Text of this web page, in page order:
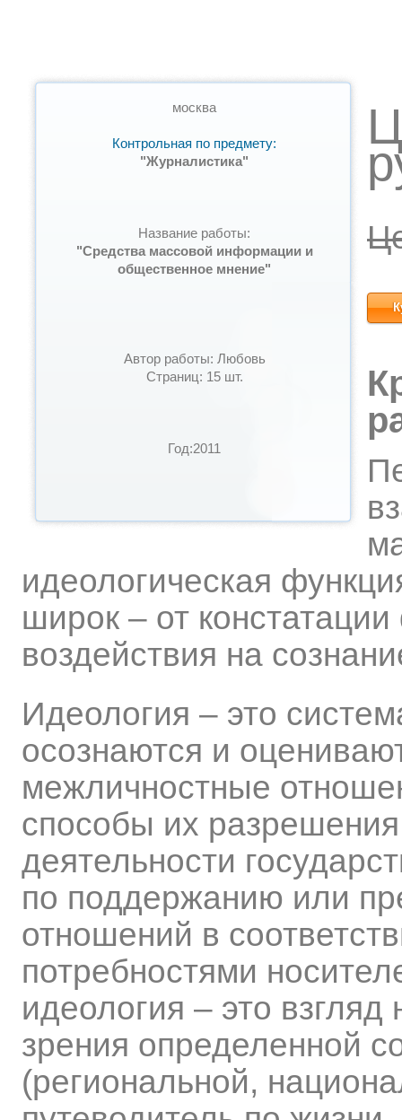
москва
Контрольная по предмету:
"Журналистика"
Название работы:
"Средства массовой информации и
общественное мнение"
Автор работы: Любовь
Страниц: 15 шт.
Год:2011
идеологическая
широк – от
воздействия на
Идеология – это
осознаются и
межличностные
способы их
деятельности
по поддержанию или
отношений в
потребностями
идеология – это взгляд
зрения определенной
(региональной,